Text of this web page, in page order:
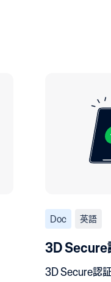
Doc 英語
3D Secure
3D Secure認